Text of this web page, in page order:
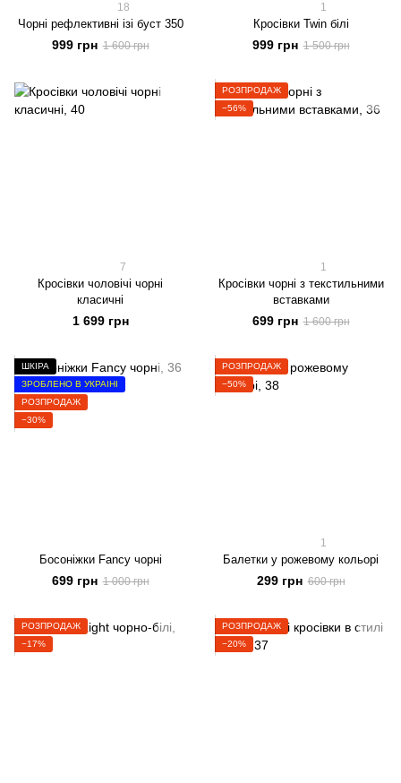
18
Чорні рефлективні ізі буст 350
999 грн 1 600 грн
1
Кросівки Twin білі
999 грн 1 500 грн
7
Кросівки чоловічі чорні
класичні
1 699 грн
РОЗПРОДАЖ
−56%
1
Кросівки чорні з текстильними
вставками
699 грн 1 600 грн
ШКІРА
ЗРОБЛЕНО В УКРАЇНІ
РОЗПРОДАЖ
−30%
Босоніжки Fancy чорні
699 грн 1 000 грн
РОЗПРОДАЖ
−50%
1
Балетки у рожевому кольорі
299 грн 600 грн
РОЗПРОДАЖ
−17%
РОЗПРОДАЖ
−20%